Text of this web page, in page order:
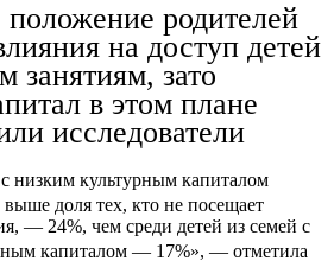
родителей
на доступ детей
занятиям, зато
в этом плане
исследователи
низким культурным капиталом
выше доля тех, кто не посещает
— 24%, чем среди детей из семей с
капиталом — 17%», — отметила